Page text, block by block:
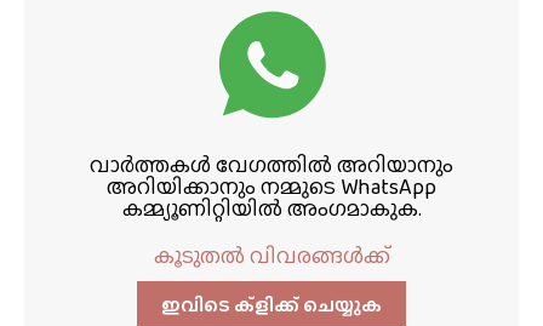
വാർത്തകൾ വേഗത്തിൽ അറിയാനും
അറിയിക്കാനും നമ്മുടെ WhatsApp
കമ്മ്യൂണിറ്റിയിൽ അംഗമാകുക.
കൂടുതൽ വിവരങ്ങൾക്ക്
ഇവിടെ ക്ളിക്ക്‌ ചെയ്യുക